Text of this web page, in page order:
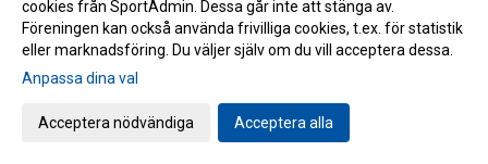
14:36
Unik satsning på våra ungdomsledare 2020-11-13 12:43
Allsvenskan: Förlust i bortamötet med Eskilstuna Guif IF
Allsvenskan: Tung bortaförlust mot Tyresö
Allsvenskan: Fortsatt tungt för våra damer
cookies från SportAdmin. Dessa går inte att stänga av.
Föreningen kan också använda frivilliga cookies, t.ex. för statistik
eller marknadsföring. Du väljer själv om du vill acceptera dessa.
Anpassa dina val
Acceptera nödvändiga Acceptera alla